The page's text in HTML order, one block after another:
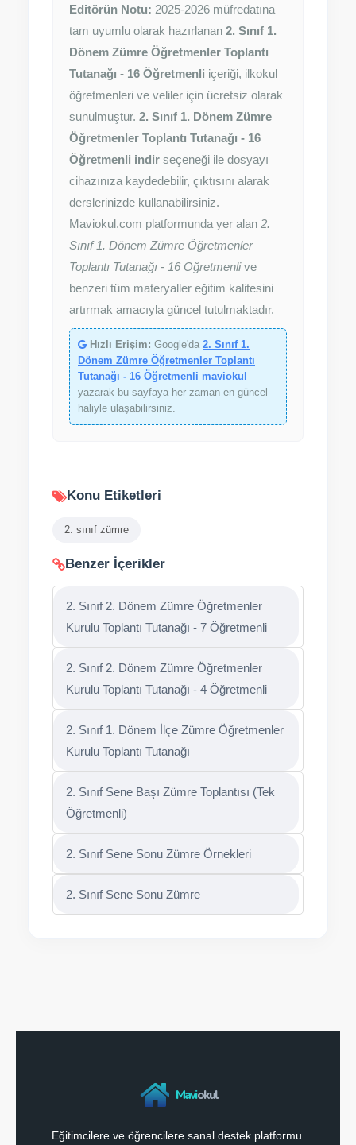
Editörün Notu: 2025-2026 müfredatına
tam uyumlu olarak hazırlanan 2. Sınıf 1.
Dönem Zümre Öğretmenler Toplantı
Tutanağı - 16 Öğretmenli içeriği, ilkokul
öğretmenleri ve veliler için ücretsiz olarak
sunulmuştur. 2. Sınıf 1. Dönem Zümre
Öğretmenler Toplantı Tutanağı - 16
Öğretmenli indir seçeneği ile dosyayı
cihazınıza kaydedebilir, çıktısını alarak
derslerinizde kullanabilirsiniz.
Maviokul.com platformunda yer alan 2.
Sınıf 1. Dönem Zümre Öğretmenler
Toplantı Tutanağı - 16 Öğretmenlive
benzeri tüm materyaller eğitim kalitesini
artırmak amacıyla güncel tutulmaktadır.
Hızlı Erişim: Google'da 2. Sınıf 1.
Dönem Zümre Öğretmenler Toplantı
Tutanağı - 16 Öğretmenli maviokul
yazarak bu sayfaya her zaman en güncel
haliyle ulaşabilirsiniz.
Konu Etiketleri
2. sınıf zümre
Benzer İçerikler
2. Sınıf 2. Dönem Zümre Öğretmenler
Kurulu Toplantı Tutanağı - 7 Öğretmenli
2. Sınıf 2. Dönem Zümre Öğretmenler
Kurulu Toplantı Tutanağı - 4 Öğretmenli
2. Sınıf 1. Dönem İlçe Zümre Öğretmenler
Kurulu Toplantı Tutanağı
2. Sınıf Sene Başı Zümre Toplantısı (Tek
Öğretmenli)
2. Sınıf Sene Sonu Zümre Örnekleri
2. Sınıf Sene Sonu Zümre
Maviokul
Eğitimcilere ve öğrencilere sanal destek platformu.